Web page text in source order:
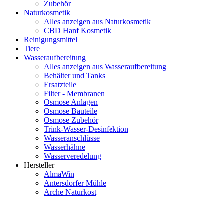
Zubehör
Naturkosmetik
Alles anzeigen aus Naturkosmetik
CBD Hanf Kosmetik
Reinigungsmittel
Tiere
Wasseraufbereitung
Alles anzeigen aus Wasseraufbereitung
Behälter und Tanks
Ersatzteile
Filter - Membranen
Osmose Anlagen
Osmose Bauteile
Osmose Zubehör
Trink-Wasser-Desinfektion
Wasseranschlüsse
Wasserhähne
Wasserveredelung
Hersteller
AlmaWin
Antersdorfer Mühle
Arche Naturkost